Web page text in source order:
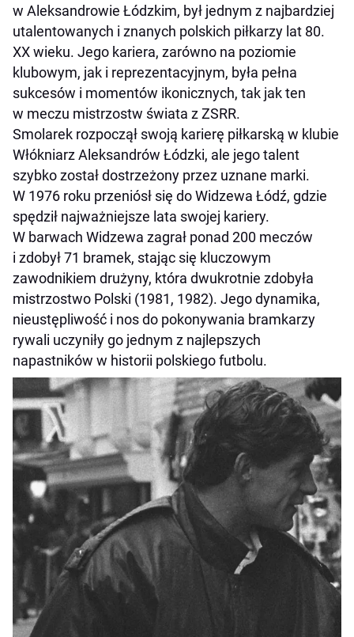
w Aleksandrowie Łódzkim, był jednym z najbardziej
utalentowanych i znanych polskich piłkarzy lat 80.
XX wieku. Jego kariera, zarówno na poziomie
klubowym, jak i reprezentacyjnym, była pełna
sukcesów i momentów ikonicznych, tak jak ten
w meczu mistrzostw świata z ZSRR.
Smolarek rozpoczął swoją karierę piłkarską w klubie
Włókniarz Aleksandrów Łódzki, ale jego talent
szybko został dostrzeżony przez uznane marki.
W 1976 roku przeniósł się do Widzewa Łódź, gdzie
spędził najważniejsze lata swojej kariery.
W barwach Widzewa zagrał ponad 200 meczów
i zdobył 71 bramek, stając się kluczowym
zawodnikiem drużyny, która dwukrotnie zdobyła
mistrzostwo Polski (1981, 1982). Jego dynamika,
nieustępliwość i nos do pokonywania bramkarzy
rywali uczyniły go jednym z najlepszych
napastników w historii polskiego futbolu.